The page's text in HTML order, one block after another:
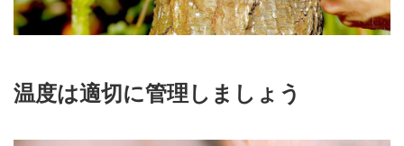
温度は適切に管理しましょう